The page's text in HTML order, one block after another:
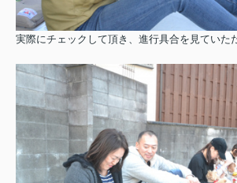
実際にチェックして頂き、進行具合を見ていた